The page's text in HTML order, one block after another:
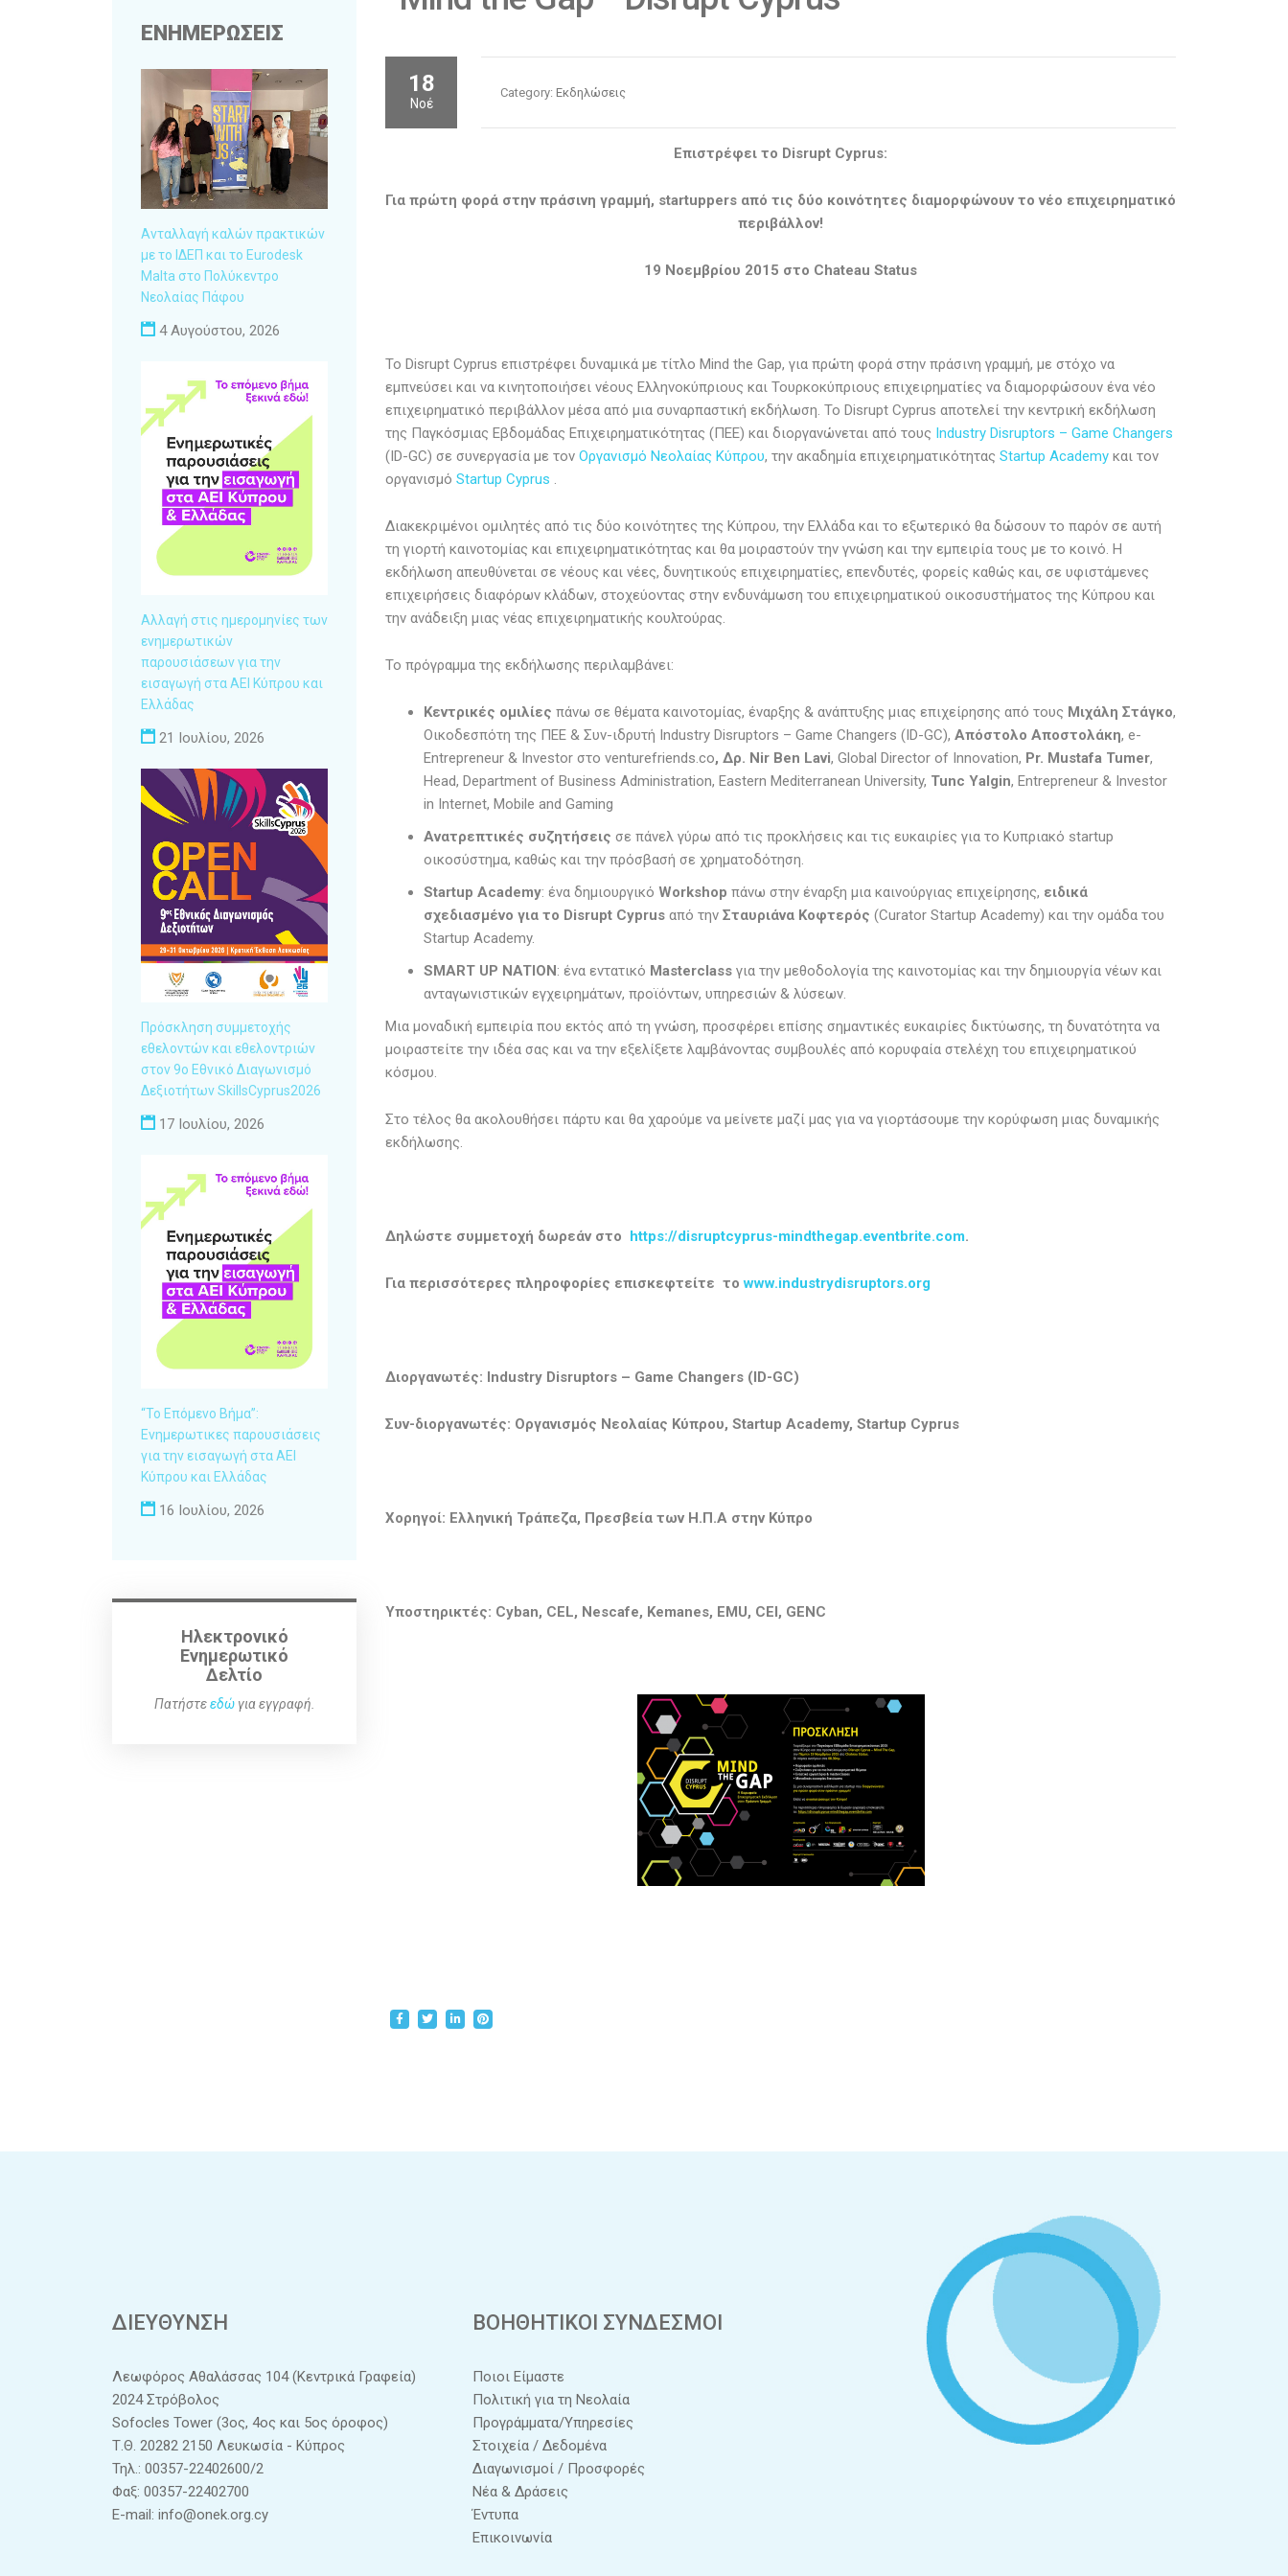
18
Νοέ
Category: Εκδηλώσεις
Επιστρέφει το Disrupt Cyprus:
Για πρώτη φορά στην πράσινη γραμμή, startuppers από τις δύο κοινότητες διαμορφώνουν το νέο επιχειρηματικό
περιβάλλον!
19 Νοεμβρίου 2015 στο Chateau Status
Το Disrupt Cyprus επιστρέφει δυναμικά με τίτλο Mind the Gap, για πρώτη φορά στην πράσινη γραμμή, με στόχο να
εμπνεύσει και να κινητοποιήσει νέους Ελληνοκύπριους και Τουρκοκύπριους επιχειρηματίες να διαμορφώσουν ένα νέο
επιχειρηματικό περιβάλλον μέσα από μια συναρπαστική εκδήλωση. Το Disrupt Cyprus αποτελεί την κεντρική εκδήλωση
της Παγκόσμιας Εβδομάδας Επιχειρηματικότητας (ΠΕΕ) και διοργανώνεται από τους Industry Disruptors – Game Changers
(ID-GC) σε συνεργασία με τον Οργανισμό Νεολαίας Κύπρου, την ακαδημία επιχειρηματικότητας Startup Academy και τον
οργανισμό Startup Cyprus .
Διακεκριμένοι ομιλητές από τις δύο κοινότητες της Κύπρου, την Ελλάδα και το εξωτερικό θα δώσουν το παρόν σε αυτή
τη γιορτή καινοτομίας και επιχειρηματικότητας και θα μοιραστούν την γνώση και την εμπειρία τους με το κοινό. Η
εκδήλωση απευθύνεται σε νέους και νέες, δυνητικούς επιχειρηματίες, επενδυτές, φορείς καθώς και, σε υφιστάμενες
επιχειρήσεις διαφόρων κλάδων, στοχεύοντας στην ενδυνάμωση του επιχειρηματικού οικοσυστήματος της Κύπρου και
την ανάδειξη μιας νέας επιχειρηματικής κουλτούρας.
Το πρόγραμμα της εκδήλωσης περιλαμβάνει:
Κεντρικές ομιλίες πάνω σε θέματα καινοτομίας, έναρξης & ανάπτυξης μιας επιχείρησης από τους Μιχάλη Στάγκο,
Οικοδεσπότη της ΠΕΕ & Συν-ιδρυτή Industry Disruptors – Game Changers (ID-GC), Απόστολο Αποστολάκη, e-
Entrepreneur & Investor στο venturefriends.co, Δρ. Nir Ben Lavi, Global Director of Innovation, Pr. Mustafa Tumer,
Head, Department of Business Administration, Eastern Mediterranean University, Tunc Yalgin, Entrepreneur & Investor
in Internet, Mobile and Gaming
Ανατρεπτικές συζητήσεις σε πάνελ γύρω από τις προκλήσεις και τις ευκαιρίες για το Κυπριακό startup
οικοσύστημα, καθώς και την πρόσβασή σε χρηματοδότηση.
Startup Academy: ένα δημιουργικό Workshop πάνω στην έναρξη μια καινούργιας επιχείρησης, ειδικά
σχεδιασμένο για το Disrupt Cyprus από την Σταυριάνα Κοφτερός (Curator Startup Academy) και την ομάδα του
Startup Academy.
SMART UP NATION: ένα εντατικό Masterclass για την μεθοδολογία της καινοτομίας και την δημιουργία νέων και
ανταγωνιστικών εγχειρημάτων, προϊόντων, υπηρεσιών & λύσεων.
Μια μοναδική εμπειρία που εκτός από τη γνώση, προσφέρει επίσης σημαντικές ευκαιρίες δικτύωσης, τη δυνατότητα να
μοιραστείτε την ιδέα σας και να την εξελίξετε λαμβάνοντας συμβουλές από κορυφαία στελέχη του επιχειρηματικού
κόσμου.
Στο τέλος θα ακολουθήσει πάρτυ και θα χαρούμε να μείνετε μαζί μας για να γιορτάσουμε την κορύφωση μιας δυναμικής
εκδήλωσης.
Δηλώστε συμμετοχή δωρεάν στο https://disruptcyprus-mindthegap.eventbrite.com.
Για περισσότερες πληροφορίες επισκεφτείτε τοwww.industrydisruptors.org
Διοργανωτές: Industry Disruptors – Game Changers (ID-GC)
Συν-διοργανωτές: Οργανισμός Νεολαίας Κύπρου, Startup Academy, Startup Cyprus
Χορηγοί: Ελληνική Τράπεζα, Πρεσβεία των Η.Π.Α στην Κύπρο
Υποστηρικτές: Cyban, CEL, Nescafe, Kemanes, EMU, CEI, GENC
ΕΝΗΜΕΡΩΣΕΙΣ
Ανταλλαγή καλών πρακτικών
με το ΙΔΕΠ και το Eurodesk
Malta στο Πολύκεντρο
Νεολαίας Πάφου
4 Αυγούστου, 2026
Αλλαγή στις ημερομηνίες των
ενημερωτικών
παρουσιάσεων για την
εισαγωγή στα ΑΕΙ Κύπρου και
Ελλάδας
21 Ιουλίου, 2026
Πρόσκληση συμμετοχής
εθελοντών και εθελοντριών
στον 9ο Εθνικό Διαγωνισμό
Δεξιοτήτων SkillsCyprus2026
17 Ιουλίου, 2026
“Το Επόμενο Βήμα”:
Ενημερωτικες παρουσιάσεις
για την εισαγωγή στα ΑΕΙ
Κύπρου και Ελλάδας
16 Ιουλίου, 2026
Ηλεκτρονικό
Ενημερωτικό
Δελτίο
Πατήστεεδώγια εγγραφή.
ΔΙΕΥΘΥΝΣΗ
Λεωφόρος Αθαλάσσας 104 (Κεντρικά Γραφεία)
2024 Στρόβολος
Sofocles Tower (3ος, 4ος και 5ος όροφος)
Τ.Θ. 20282 2150 Λευκωσία - Κύπρος
Τηλ.: 00357-22402600/2
Φαξ: 00357-22402700
E-mail: info@onek.org.cy
ΒΟΗΘΗΤΙΚΟΙ ΣΥΝΔΕΣΜΟΙ
Ποιοι Είμαστε
Πολιτική για τη Νεολαία
Προγράμματα/Υπηρεσίες
Στοιχεία / Δεδομένα
Διαγωνισμοί / Προσφορές
Νέα & Δράσεις
Έντυπα
Επικοινωνία